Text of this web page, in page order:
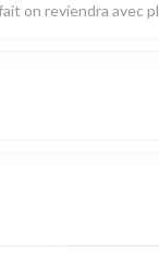
on reviendra avec